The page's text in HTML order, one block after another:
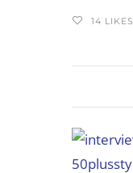
14 LIKES